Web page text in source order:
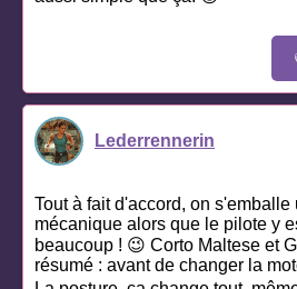
Lederrennerin
Tout à fait d'accord, on s'emballe
mécanique alors que le pilote y
beaucoup ! 😉 Corto Maltese et
résumé : avant de changer la